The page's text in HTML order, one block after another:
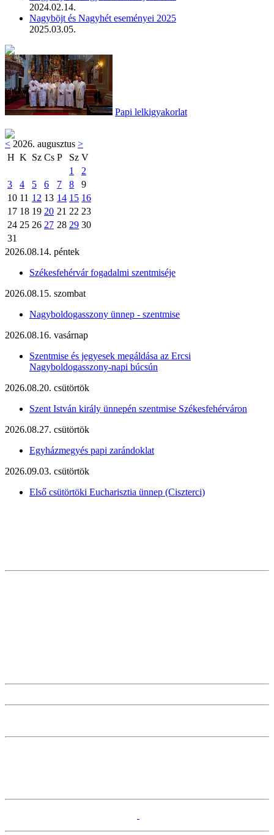
2024.02.14.
Nagyböjt és Nagyhét eseményei 2025
2025.03.05.
Papi lelkigyakorlat
< 2026. augusztus >
H K Sz Cs P Sz V
1
2
3
4 5 6 7 8
9
10 11 12 13 14 15 16
17 18 19 20 21 22 23
24 25 26 27 28 29 30
31
2026.08.14. péntek
Székesfehérvár fogadalmi szentmiséje
2026.08.15. szombat
Nagyboldogasszony ünnep - szentmise
2026.08.16. vasárnap
Szentmise és jegyesek megáldása az Ercsi
Nagyboldogasszony-napi búcsún
2026.08.20. csütörtök
Szent István király ünnepén szentmise Székesfehérváron
2026.08.27. csütörtök
Egyházmegyés papi zarándoklat
2026.09.03. csütörtök
Első csütörtöki Eucharisztia ünnep (Ciszterci)